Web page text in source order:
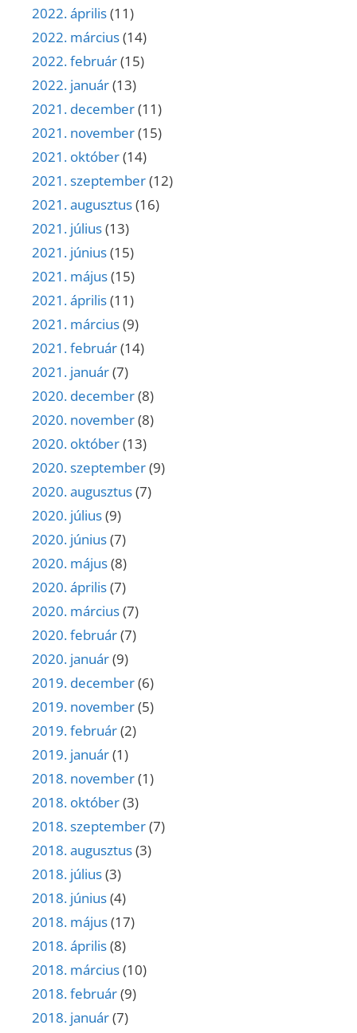
2022. április(11)
2022. március(14)
2022. február(15)
2022. január(13)
2021. december(11)
2021. november(15)
2021. október(14)
2021. szeptember(12)
2021. augusztus(16)
2021. július(13)
2021. június(15)
2021. május(15)
2021. április(11)
2021. március(9)
2021. február(14)
2021. január(7)
2020. december(8)
2020. november(8)
2020. október(13)
2020. szeptember(9)
2020. augusztus(7)
2020. július(9)
2020. június(7)
2020. május(8)
2020. április(7)
2020. március(7)
2020. február(7)
2020. január(9)
2019. december(6)
2019. november(5)
2019. február(2)
2019. január(1)
2018. november(1)
2018. október(3)
2018. szeptember(7)
2018. augusztus(3)
2018. július(3)
2018. június(4)
2018. május(17)
2018. április(8)
2018. március(10)
2018. február(9)
2018. január(7)